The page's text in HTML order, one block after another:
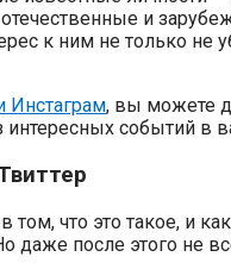
и
к ним не только не
Инстаграм, вы можете
интересных событий в
что это такое, и
даже после этого не